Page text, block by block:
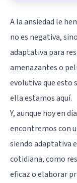
A la ansiedad le
no es negativa,
adaptativa para
amenazantes o
evolutiva que esto
ella estamos aquí.
Y, aunque hoy en
encontremos con
siendo adaptativa
cotidiana, como
eficaz o elaborar